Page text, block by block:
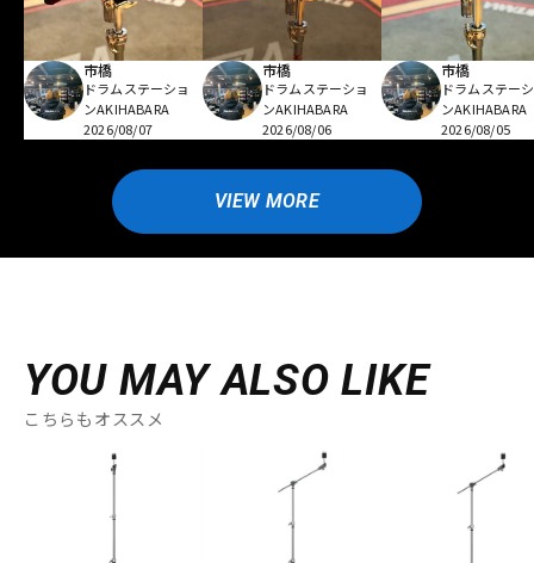
市橋
ドラムステーショ
ンAKIHABARA
2026/08/07
市橋
ドラムステーショ
ンAKIHABARA
2026/08/06
市橋
ドラムステー
ンAKIHABARA
2026/08/05
VIEW MORE
YOU MAY ALSO LIKE
こちらもオススメ